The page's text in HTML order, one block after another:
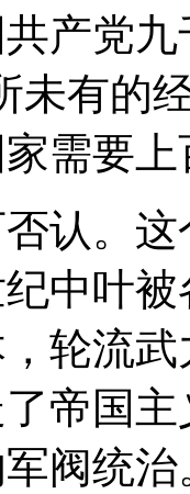
产党
未有的
需要
认。
中叶
轮流
帝国
阀统治